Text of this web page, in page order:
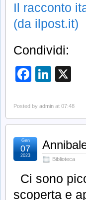
Il racconto
(da ilpost.it)
Condividi:
Posted by admin at 07:48
Biblioteca
Gen
07
2023
Ci sono
scoperta e